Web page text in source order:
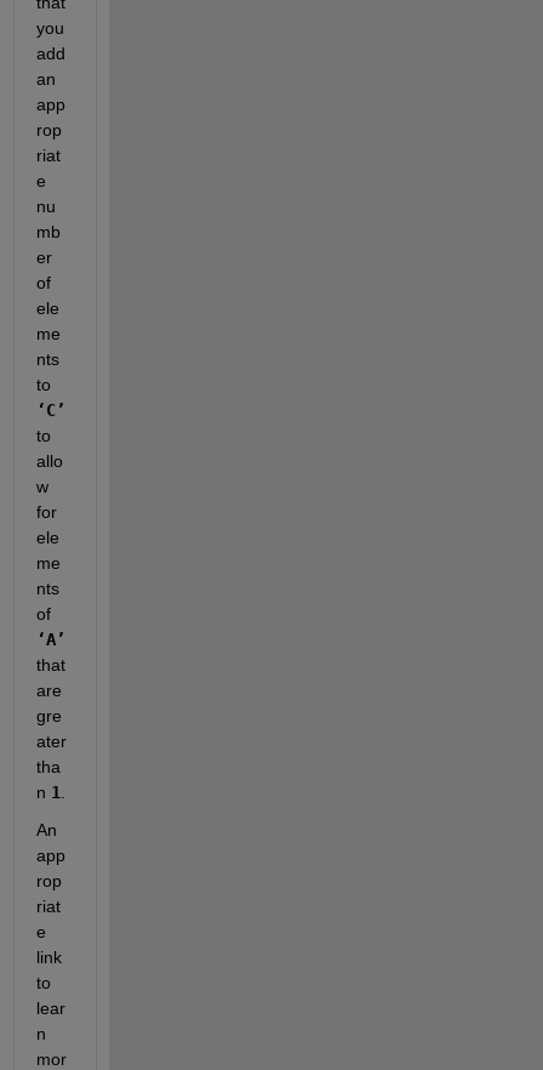
you
add
an
app
rop
riat
e
nu
mb
er
of
ele
me
nts
to
‘C’
to
allo
w
for
ele
me
nts
of
‘A’
that
are
gre
ater
tha
n 1
An
app
rop
riat
e
link
to
lear
n
mor